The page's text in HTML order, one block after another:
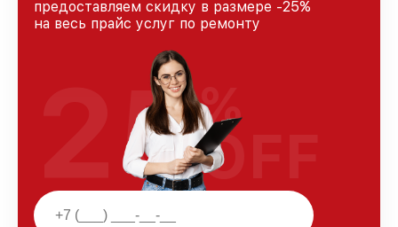
предоставляем скидку в размере -25%
на весь прайс услуг по ремонту
25%
OFF